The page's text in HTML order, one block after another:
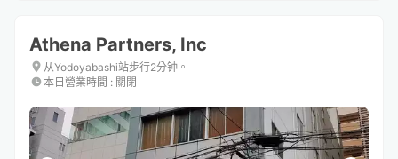
Athena Partners, Inc
从Yodoyabashi站步行2分钟。
本日營業時間 : 關閉